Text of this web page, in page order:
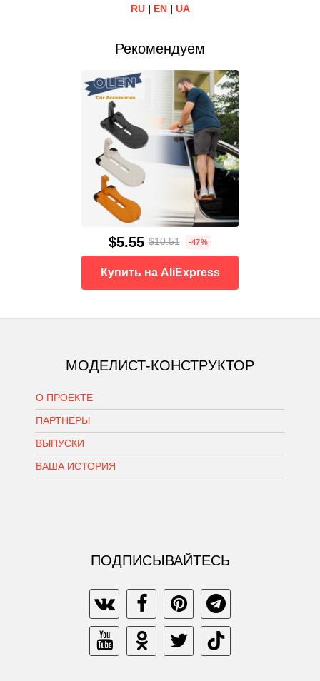
RU| EN| UA
Рекомендуем
$5.55 $10.51 -47%
Купить на AliExpress
МОДЕЛИСТ-КОНСТРУКТОР
О ПРОЕКТЕ
ПАРТНЕРЫ
ВЫПУСКИ
ВАША ИСТОРИЯ
ПОДПИСЫВАЙТЕСЬ